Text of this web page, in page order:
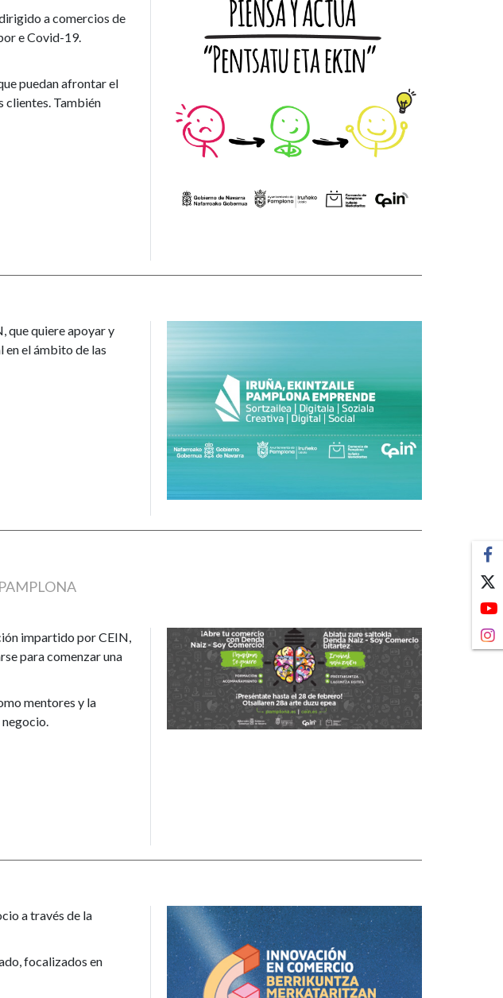
a comercios de
e Covid-19.
puedan afrontar el
clientes. También
que quiere apoyar y
en el ámbito de las
impartido por CEIN,
para comenzar una
mentores y la
a través de la
focalizados en
Imagen